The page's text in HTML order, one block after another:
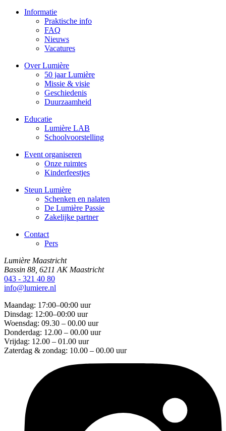
Informatie
Praktische info
FAQ
Nieuws
Vacatures
Over Lumière
50 jaar Lumière
Missie & visie
Geschiedenis
Duurzaamheid
Educatie
Lumière LAB
Schoolvoorstelling
Event organiseren
Onze ruimtes
Kinderfeestjes
Steun Lumière
Schenken en nalaten
De Lumière Passie
Zakelijke partner
Contact
Pers
Lumière Maastricht
Bassin 88, 6211 AK Maastricht
043 - 321 40 80
info@lumiere.nl
Maandag: 17:00–00:00 uur
Dinsdag: 12:00–00:00 uur
Woensdag: 09.30 – 00.00 uur
Donderdag: 12.00 – 00.00 uur
Vrijdag: 12.00 – 01.00 uur
Zaterdag & zondag: 10.00 – 00.00 uur